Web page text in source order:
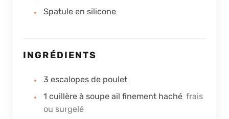
Spatule en silicone
INGRÉDIENTS
3 escalopes de poulet
1 cuillère à soupe ail finement haché frais
ou surgelé